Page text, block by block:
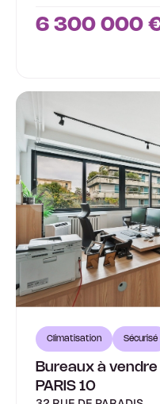
6 300 000
Climatisation Sécurisé
Bureaux à vendre
PARIS 10